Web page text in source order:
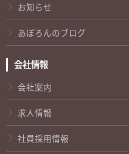
お知らせ
あぽろんのブログ
会社情報
会社案内
求人情報
社員採用情報